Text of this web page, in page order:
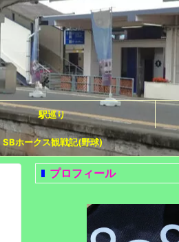
駅巡り
SBホークス観戦記(野球)
プロフィール